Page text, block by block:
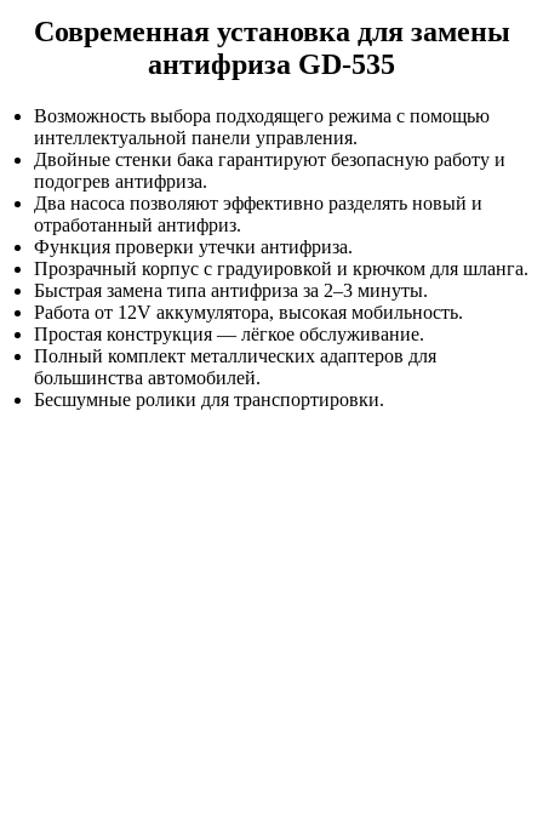
Современная установка для замены
антифриза GD-535
Возможность выбора подходящего режима с помощью
интеллектуальной панели управления.
Двойные стенки бака гарантируют безопасную работу и
подогрев антифриза.
Два насоса позволяют эффективно разделять новый и
отработанный антифриз.
Функция проверки утечки антифриза.
Прозрачный корпус с градуировкой и крючком для шланга.
Быстрая замена типа антифриза за 2–3 минуты.
Работа от 12V аккумулятора, высокая мобильность.
Простая конструкция — лёгкое обслуживание.
Полный комплект металлических адаптеров для
большинства автомобилей.
Бесшумные ролики для транспортировки.